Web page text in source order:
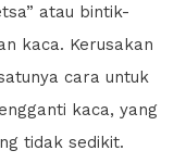
atau bintik-
kaca. Kerusakan
cara untuk
kaca, yang
tidak sedikit.